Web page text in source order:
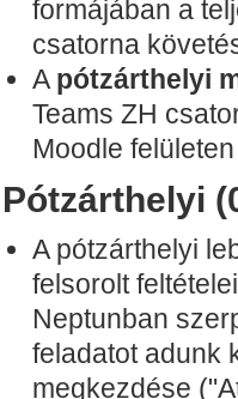
formájában a
csatorna
A pótzárthelyi
Teams ZH
Moodle
Pótzárthelyi
A pótzárthelyi
felsorolt
Neptunban
feladatot adunk
megkezdése